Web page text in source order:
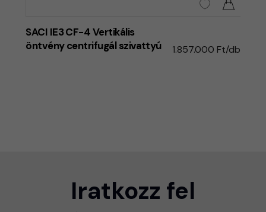
SACI IE3 CF-4 Vertikális
öntvény centrifugál szivattyú
1.857.000 Ft/db
Iratkozz fel